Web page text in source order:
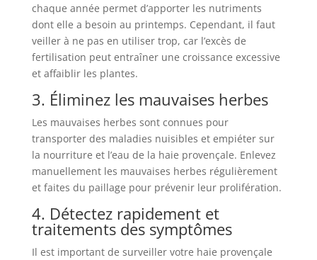
chaque année permet d’apporter les nutriments
dont elle a besoin au printemps. Cependant, il faut
veiller à ne pas en utiliser trop, car l’excès de
fertilisation peut entraîner une croissance excessive
et affaiblir les plantes.
3. Éliminez les mauvaises herbes
Les mauvaises herbes sont connues pour
transporter des maladies nuisibles et empiéter sur
la nourriture et l’eau de la haie provençale. Enlevez
manuellement les mauvaises herbes régulièrement
et faites du paillage pour prévenir leur prolifération.
4. Détectez rapidement et
traitements des symptômes
Il est important de surveiller votre haie provençale